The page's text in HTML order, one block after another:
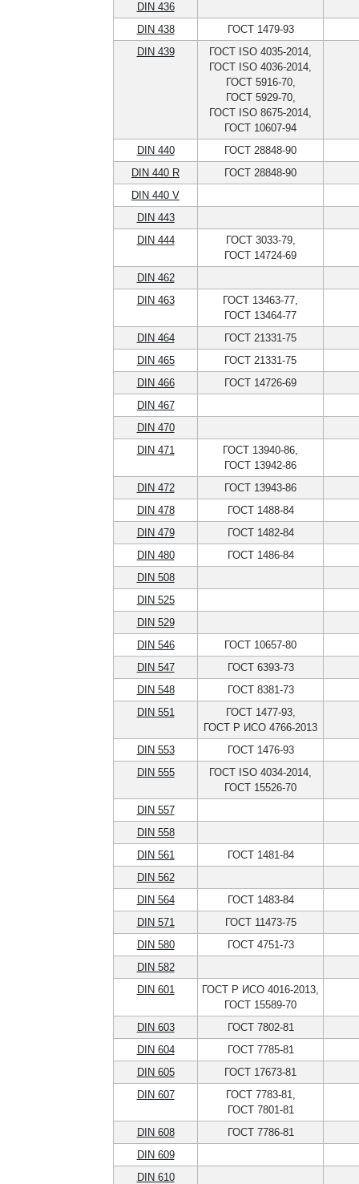
DIN 436
DIN 438
ГОСТ 1479-93
DIN 439
ГОСТ ISO 4035-2014,
ГОСТ ISO 4036-2014,
ГОСТ 5916-70,
ГОСТ 5929-70,
ГОСТ ISO 8675-2014,
ГОСТ 10607-94
DIN 440
ГОСТ 28848-90
DIN 440 R
ГОСТ 28848-90
DIN 440 V
DIN 443
DIN 444
ГОСТ 3033-79,
ГОСТ 14724-69
DIN 462
DIN 463
ГОСТ 13463-77,
ГОСТ 13464-77
DIN 464
ГОСТ 21331-75
DIN 465
ГОСТ 21331-75
DIN 466
ГОСТ 14726-69
DIN 467
DIN 470
DIN 471
ГОСТ 13940-86,
ГОСТ 13942-86
DIN 472
ГОСТ 13943-86
DIN 478
ГОСТ 1488-84
DIN 479
ГОСТ 1482-84
DIN 480
ГОСТ 1486-84
DIN 508
DIN 525
DIN 529
DIN 546
ГОСТ 10657-80
DIN 547
ГОСТ 6393-73
DIN 548
ГОСТ 8381-73
DIN 551
ГОСТ 1477-93,
ГОСТ Р ИСО 4766-2013
DIN 553
ГОСТ 1476-93
DIN 555
ГОСТ ISO 4034-2014,
ГОСТ 15526-70
DIN 557
DIN 558
DIN 561
ГОСТ 1481-84
DIN 562
DIN 564
ГОСТ 1483-84
DIN 571
ГОСТ 11473-75
DIN 580
ГОСТ 4751-73
DIN 582
DIN 601
ГОСТ Р ИСО 4016-2013,
ГОСТ 15589-70
DIN 603
ГОСТ 7802-81
DIN 604
ГОСТ 7785-81
DIN 605
ГОСТ 17673-81
DIN 607
ГОСТ 7783-81,
ГОСТ 7801-81
DIN 608
ГОСТ 7786-81
DIN 609
DIN 610